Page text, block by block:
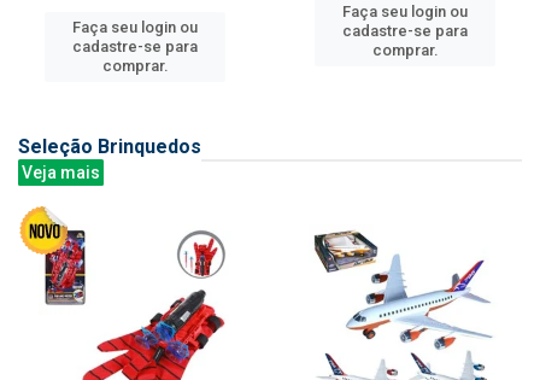
Faça seu login ou
cadastre-se para
comprar.
Faça seu login ou
cadastre-se para
comprar.
Seleção Brinquedos
Veja mais